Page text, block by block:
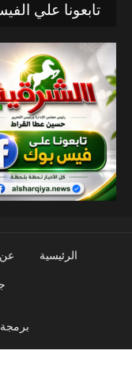
تابعونا علي
الرئيسية عن